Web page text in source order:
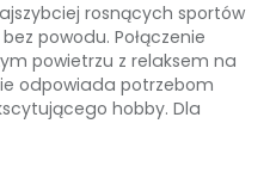
rosnących sportów
powodu. Połączenie
powietrzu z relaksem na
odpowiada potrzebom
hobby. Dla